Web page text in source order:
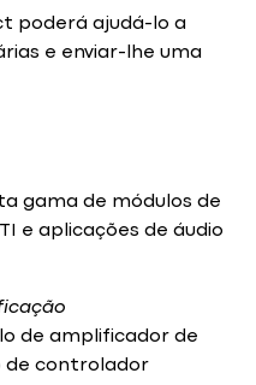
poderá ajudá-lo a
e enviar-lhe uma
gama de módulos de
e aplicações de áudio
de amplificador de
de controlador